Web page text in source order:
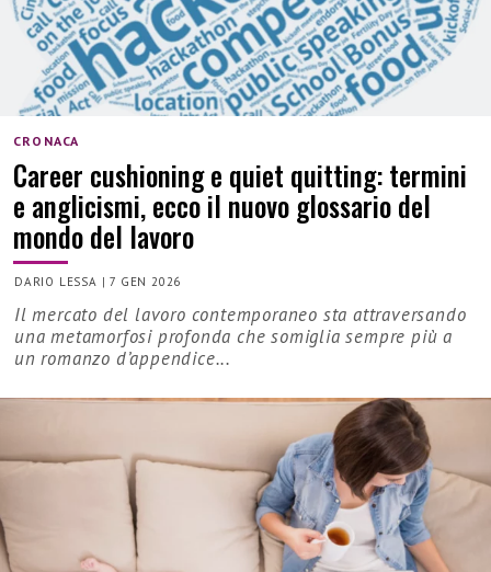
CRONACA
Career cushioning e quiet quitting: termini
e anglicismi, ecco il nuovo glossario del
mondo del lavoro
DARIO LESSA |7 GEN 2026
Il mercato del lavoro contemporaneo sta attraversando
una metamorfosi profonda che somiglia sempre più a
un romanzo d’appendice...